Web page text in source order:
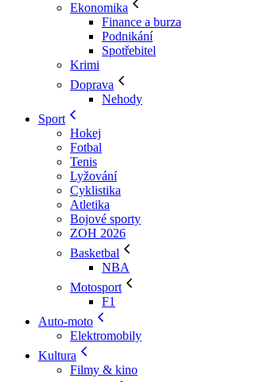
Ekonomika
Finance a burza
Podnikání
Spotřebitel
Krimi
Doprava
Nehody
Sport
Hokej
Fotbal
Tenis
Lyžování
Cyklistika
Atletika
Bojové sporty
ZOH 2026
Basketbal
NBA
Motosport
F1
Auto-moto
Elektromobily
Kultura
Filmy & kino